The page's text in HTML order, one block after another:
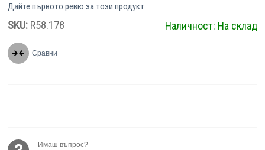
Дайте първото ревю за този продукт
SKU: R58.178 Наличност: На склад
Сравни
Имаш въпрос?